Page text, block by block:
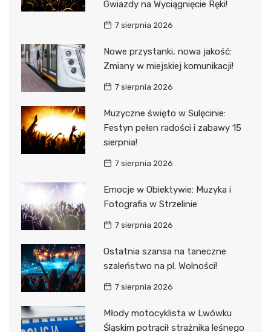
Gwiazdy na Wyciągnięcie Ręki!
7 sierpnia 2026
Nowe przystanki, nowa jakość:
Zmiany w miejskiej komunikacji!
7 sierpnia 2026
Muzyczne święto w Sulęcinie:
Festyn pełen radości i zabawy 15
sierpnia!
7 sierpnia 2026
Emocje w Obiektywie: Muzyka i
Fotografia w Strzelinie
7 sierpnia 2026
Ostatnia szansa na taneczne
szaleństwo na pl. Wolności!
7 sierpnia 2026
Młody motocyklista w Lwówku
Śląskim potrącił strażnika leśnego